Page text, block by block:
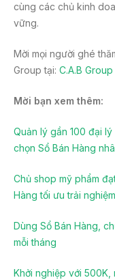
cùng các chủ kinh
vững.
Mời mọi người ghé
Group tại: C.A.B Group
Mời bạn xem thêm:
Quản lý gần 100 đại
chọn Sổ Bán Hàng
Chủ shop mỹ phẩm
Hàng tối ưu trải
Dùng Sổ Bán Hàng,
mỗi tháng
Khởi nghiệp với